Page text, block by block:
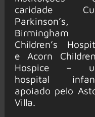
caridade
Parkinson’s,
Birmingham
Children’s
e Acorn
Hospice –
hospital
apoiado pelo
Villa.